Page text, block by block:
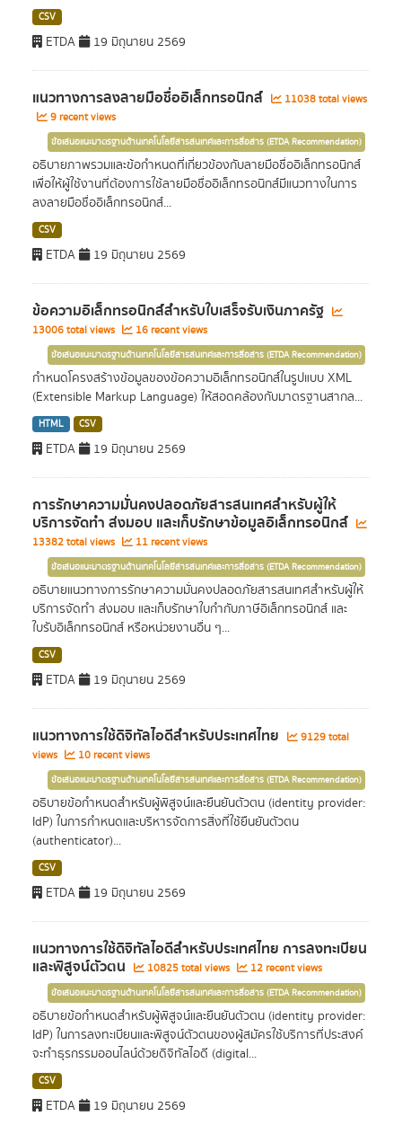
CSV
ETDA 19 มิถุนายน 2569
แนวทางการลงลายมือชื่ออิเล็กทรอนิกส์
11038 total views
9 recent views
ข้อเสนอแนะมาตรฐานด้านเทคโนโลยีสารสนเทศและการสื่อสาร (ETDA Recommendation)
อธิบายภาพรวมและข้อกำหนดที่เกี่ยวข้องกับลายมือชื่ออิเล็กทรอนิกส์
เพื่อให้ผู้ใช้งานที่ต้องการใช้ลายมือชื่ออิเล็กทรอนิกส์มีแนวทางในการ
ลงลายมือชื่ออิเล็กทรอนิกส์...
CSV
ETDA 19 มิถุนายน 2569
ข้อความอิเล็กทรอนิกส์สำหรับใบเสร็จรับเงินภาครัฐ
13006 total views 16 recent views
ข้อเสนอแนะมาตรฐานด้านเทคโนโลยีสารสนเทศและการสื่อสาร (ETDA Recommendation)
กำหนดโครงสร้างข้อมูลของข้อความอิเล็กทรอนิกส์ในรูปแบบ XML
(Extensible Markup Language) ให้สอดคล้องกับมาตรฐานสากล...
HTML CSV
ETDA 19 มิถุนายน 2569
การรักษาความมั่นคงปลอดภัยสารสนเทศสำหรับผู้ให้
บริการจัดทำ ส่งมอบ และเก็บรักษาข้อมูลอิเล็กทรอนิกส์
13382 total views 11 recent views
ข้อเสนอแนะมาตรฐานด้านเทคโนโลยีสารสนเทศและการสื่อสาร (ETDA Recommendation)
อธิบายแนวทางการรักษาความมั่นคงปลอดภัยสารสนเทศสำหรับผู้ให้
บริการจัดทำ ส่งมอบ และเก็บรักษาใบกำกับภาษีอิเล็กทรอนิกส์ และ
ใบรับอิเล็กทรอนิกส์ หรือหน่วยงานอื่น ๆ...
CSV
ETDA 19 มิถุนายน 2569
แนวทางการใช้ดิจิทัลไอดีสำหรับประเทศไทย
9129 total
views
10 recent views
ข้อเสนอแนะมาตรฐานด้านเทคโนโลยีสารสนเทศและการสื่อสาร (ETDA Recommendation)
อธิบายข้อกำหนดสำหรับผู้พิสูจน์และยืนยันตัวตน (identity provider:
IdP) ในการกำหนดและบริหารจัดการสิ่งที่ใช้ยืนยันตัวตน
(authenticator)...
CSV
ETDA 19 มิถุนายน 2569
แนวทางการใช้ดิจิทัลไอดีสำหรับประเทศไทย การลงทะเบียน
และพิสูจน์ตัวตน 10825 total views 12 recent views
ข้อเสนอแนะมาตรฐานด้านเทคโนโลยีสารสนเทศและการสื่อสาร (ETDA Recommendation)
อธิบายข้อกำหนดสำหรับผู้พิสูจน์และยืนยันตัวตน (identity provider:
IdP) ในการลงทะเบียนและพิสูจน์ตัวตนของผู้สมัครใช้บริการที่ประสงค์
จะทำธุรกรรมออนไลน์ด้วยดิจิทัลไอดี (digital...
CSV
ETDA 19 มิถุนายน 2569